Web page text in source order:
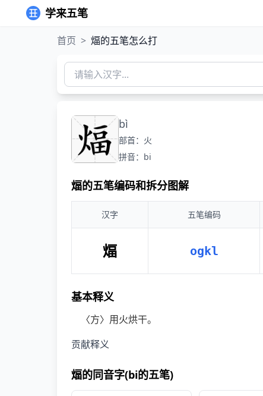
学来五笔
首页 > 煏的五笔怎么打
bì
部首：火
拼音：bi
煏的五笔编码和拆分图解
汉字 五笔编码
煏 ogkl
基本释义
〈方〉用火烘干。
贡献释义
煏的同音字(bi的五笔)